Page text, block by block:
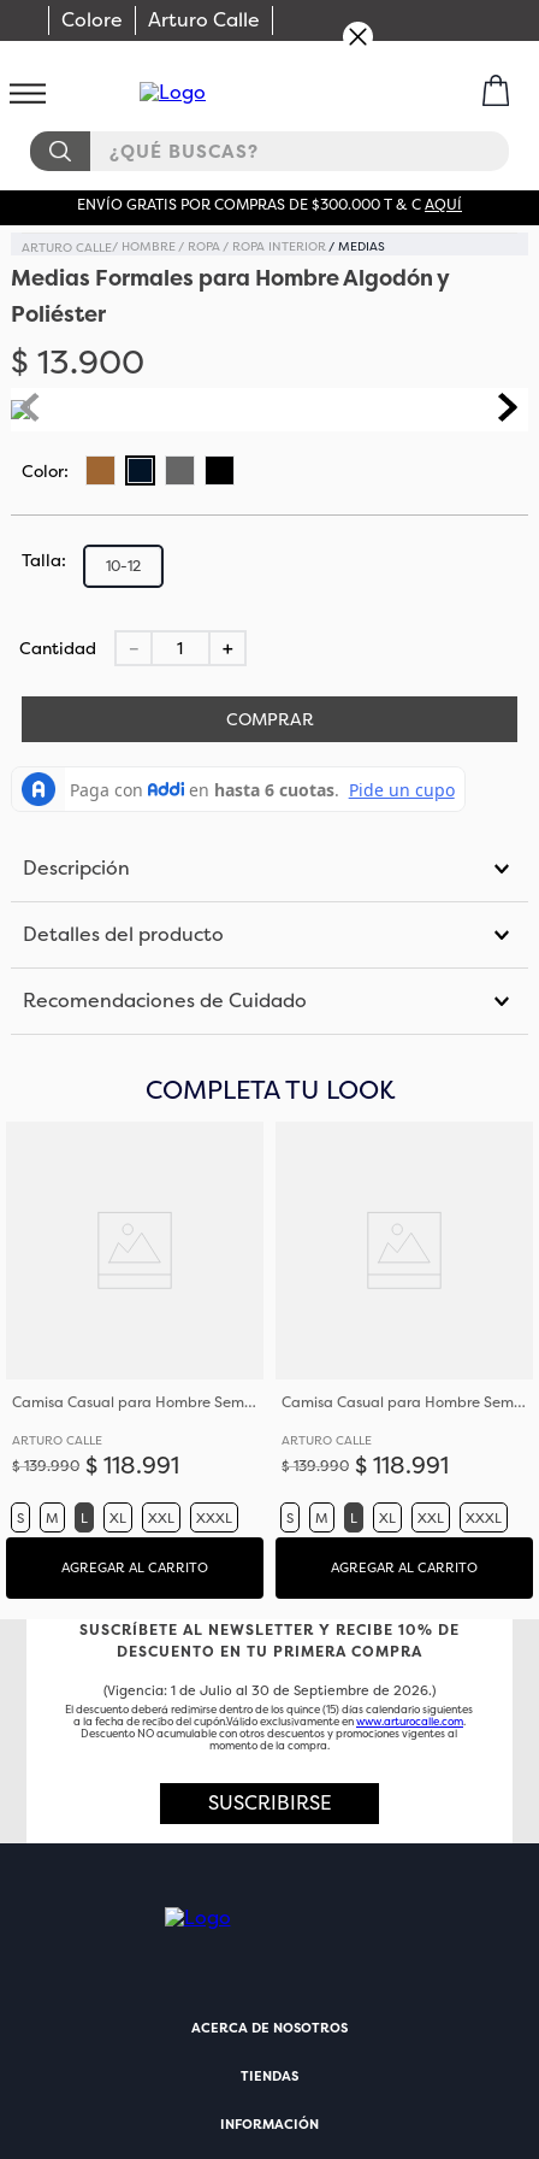
Colore Arturo Calle
¿QUÉ BUSCAS?
ENVÍO GRATIS POR COMPRAS DE $300.000 T & CAQUÍ
HOMBRE ROPA ROPA INTERIOR MEDIAS
Medias Formales para Hombre Algodón y
Poliéster
$ 13.900
Talla 10-12
Cantidad ＋
－
COMPRAR
Descripción
Detalles del producto
Recomendaciones de Cuidado
COMPLETA TU LOOK
Camisa Casual para Hombre Semi Slim Fit Corte Ajustado Al Torso
ARTURO CALLE
$139.990 $ 118.991
S M L XL XXL XXXL
AGREGAR AL CARRITO
Camisa Casual para Hombre Semi Slim Fit Corte Ajustado Al Torso
ARTURO CALLE
$139.990 $ 118.991
S M L XL XXL XXXL
AGREGAR AL CARRITO
SUSCRÍBETE AL NEWSLETTER Y RECIBE 10% DE
DESCUENTO EN TU PRIMERA COMPRA
(Vigencia: 1 de Julio al 30 de Septiembre de 2026.)
El descuento deberá redimirse dentro de los quince (15) días calendario siguientes
a la fecha de recibo del cupón.Válido exclusivamente enwww.arturocalle.com.
Descuento NO acumulable con otros descuentos y promociones vigentes al
momento de la compra.
SUSCRIBIRSE
ACERCA DE NOSOTROS
TIENDAS
INFORMACIÓN